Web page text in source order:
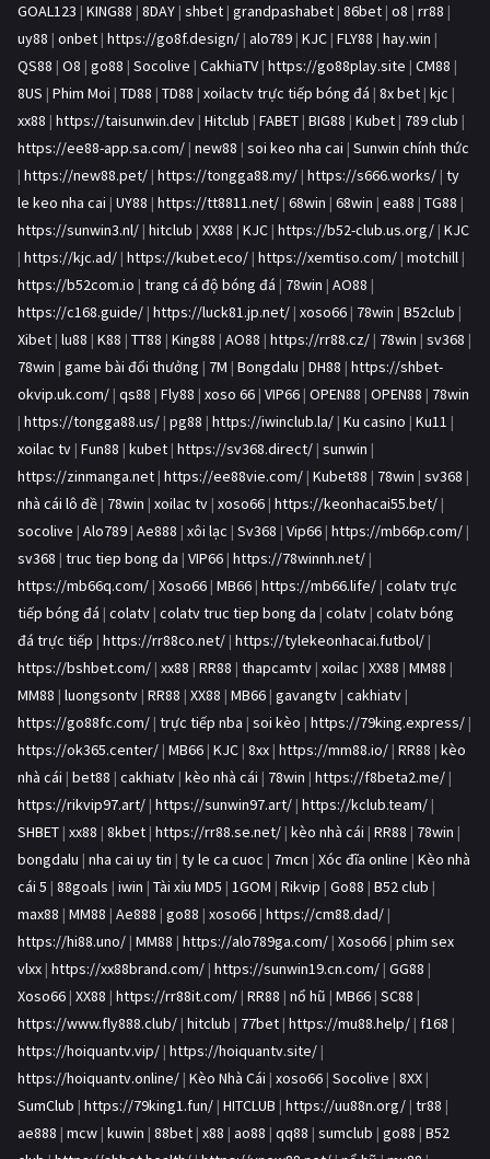
GOAL123 | KING88 | 8DAY | shbet | grandpashabet | 86bet | o8 | rr88 |
uy88 | onbet | https://go8f.design/ | alo789 | KJC | FLY88 | hay.win |
QS88 | O8 | go88 | Socolive | CakhiaTV | https://go88play.site | CM88 |
8US | Phim Moi | TD88 | TD88 | xoilactv trực tiếp bóng đá | 8x bet | kjc |
xx88 | https://taisunwin.dev | Hitclub | FABET | BIG88 | Kubet | 789 club |
https://ee88-app.sa.com/ | new88 | soi keo nha cai | Sunwin chính thức
| https://new88.pet/ | https://tongga88.my/ | https://s666.works/ | ty
le keo nha cai | UY88 | https://tt8811.net/ | 68win | 68win | ea88 | TG88 |
https://sunwin3.nl/ | hitclub | XX88 | KJC | https://b52-club.us.org/ | KJC
| https://kjc.ad/ | https://kubet.eco/ | https://xemtiso.com/ | motchill |
https://b52com.io | trang cá độ bóng đá | 78win | AO88 |
https://c168.guide/ | https://luck81.jp.net/ | xoso66 | 78win | B52club |
Xibet | lu88 | K88 | TT88 | King88 | AO88 | https://rr88.cz/ | 78win | sv368 |
78win | game bài đổi thưởng | 7M | Bongdalu | DH88 | https://shbet-
okvip.uk.com/ | qs88 | Fly88 | xoso 66 | VIP66 | OPEN88 | OPEN88 | 78win
| https://tongga88.us/ | pg88 | https://iwinclub.la/ | Ku casino | Ku11 |
xoilac tv | Fun88 | kubet | https://sv368.direct/ | sunwin |
https://zinmanga.net | https://ee88vie.com/ | Kubet88 | 78win | sv368 |
nhà cái lô đề | 78win | xoilac tv | xoso66 | https://keonhacai55.bet/ |
socolive | Alo789 | Ae888 | xôi lạc | Sv368 | Vip66 | https://mb66p.com/ |
sv368 | truc tiep bong da | VIP66 | https://78winnh.net/ |
https://mb66q.com/ | Xoso66 | MB66 | https://mb66.life/ | colatv trực
tiếp bóng đá | colatv | colatv truc tiep bong da | colatv | colatv bóng
đá trực tiếp | https://rr88co.net/ | https://tylekeonhacai.futbol/ |
https://bshbet.com/ | xx88 | RR88 | thapcamtv | xoilac | XX88 | MM88 |
MM88 | luongsontv | RR88 | XX88 | MB66 | gavangtv | cakhiatv |
https://go88fc.com/ | trực tiếp nba | soi kèo | https://79king.express/ |
https://ok365.center/ | MB66 | KJC | 8xx | https://mm88.io/ | RR88 | kèo
nhà cái | bet88 | cakhiatv | kèo nhà cái | 78win | https://f8beta2.me/ |
https://rikvip97.art/ | https://sunwin97.art/ | https://kclub.team/ |
SHBET | xx88 | 8kbet | https://rr88.se.net/ | kèo nhà cái | RR88 | 78win |
bongdalu | nha cai uy tin | ty le ca cuoc | 7mcn | Xóc đĩa online | Kèo nhà
cái 5 | 88goals | iwin | Tài xỉu MD5 | 1GOM | Rikvip | Go88 | B52 club |
max88 | MM88 | Ae888 | go88 | xoso66 | https://cm88.dad/ |
https://hi88.uno/ | MM88 | https://alo789ga.com/ | Xoso66 | phim sex
vlxx | https://xx88brand.com/ | https://sunwin19.cn.com/ | GG88 |
Xoso66 | XX88 | https://rr88it.com/ | RR88 | nổ hũ | MB66 | SC88 |
https://www.fly888.club/ | hitclub | 77bet | https://mu88.help/ | f168 |
https://hoiquantv.vip/ | https://hoiquantv.site/ |
https://hoiquantv.online/ | Kèo Nhà Cái | xoso66 | Socolive | 8XX |
SumClub | https://79king1.fun/ | HITCLUB | https://uu88n.org/ | tr88 |
ae888 | mcw | kuwin | 88bet | x88 | ao88 | qq88 | sumclub | go88 | B52